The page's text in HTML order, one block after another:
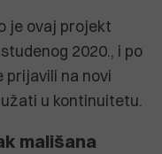
je ovaj projekt
2020., i po
prijavili na novi
u kontinuitetu.
mališana